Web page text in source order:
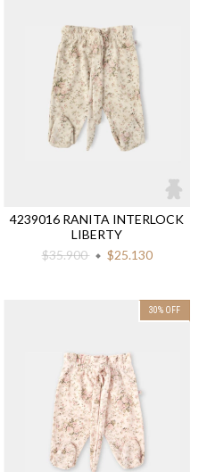
4239016 RANITA INTERLOCK
LIBERTY
$35.900
$25.130
30% OFF